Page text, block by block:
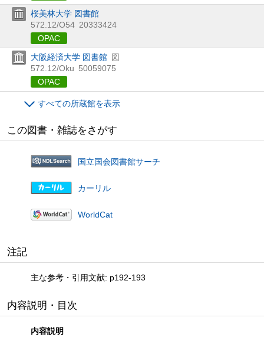
桜美林大学 図書館
572.12/O54 20333424
OPAC
大阪経済大学 図書館 図
572.12/Oku 50059075
OPAC
すべての所蔵館を表示
この図書・雑誌をさがす
国立国会図書館サーチ
カーリル
WorldCat
注記
主な参考・引用文献: p192-193
内容説明・目次
内容説明